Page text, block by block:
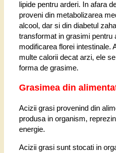
lipide pentru arderi. In afara
proveni din metabolizarea
alcool, dar si din diabetul
transformat in grasimi pentru
modificarea florei intestinale.
multe calorii decat arzi, ele
forma de grasime.
Grasimea din
Acizii grasi provenind din
produsa in organism,
energie.
Acizii grasi sunt stocati in